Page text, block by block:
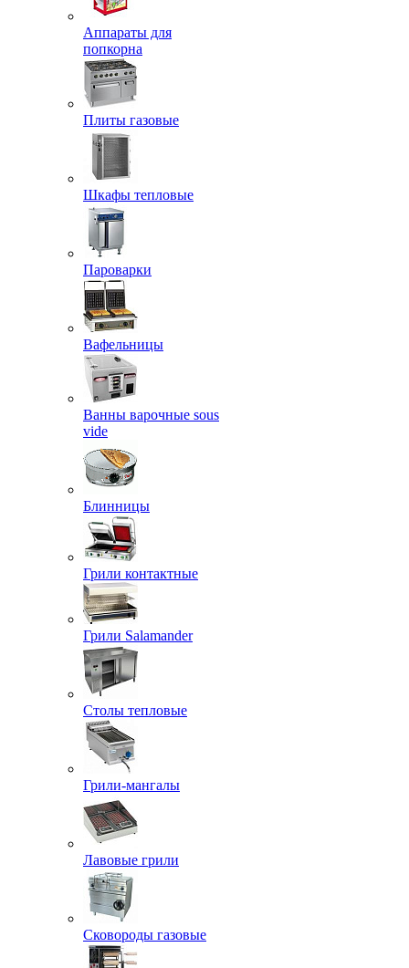
Аппараты для
попкорна
Плиты газовые
Шкафы тепловые
Пароварки
Вафельницы
Ванны варочные sous
vide
Блинницы
Грили контактные
Грили Salamander
Столы тепловые
Грили-мангалы
Лавовые грили
Сковороды газовые